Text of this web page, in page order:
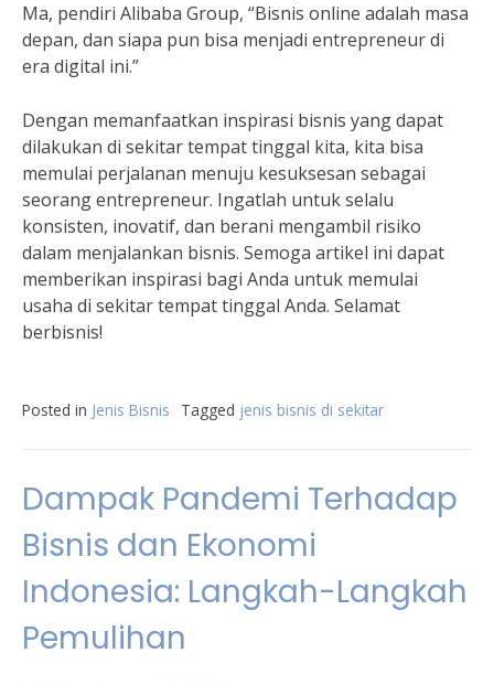
Ma, pendiri Alibaba Group, “Bisnis online adalah masa
depan, dan siapa pun bisa menjadi entrepreneur di
era digital ini.”
Dengan memanfaatkan inspirasi bisnis yang dapat
dilakukan di sekitar tempat tinggal kita, kita bisa
memulai perjalanan menuju kesuksesan sebagai
seorang entrepreneur. Ingatlah untuk selalu
konsisten, inovatif, dan berani mengambil risiko
dalam menjalankan bisnis. Semoga artikel ini dapat
memberikan inspirasi bagi Anda untuk memulai
usaha di sekitar tempat tinggal Anda. Selamat
berbisnis!
Posted in Jenis Bisnis Tagged jenis bisnis di sekitar
Dampak Pandemi Terhadap
Bisnis dan Ekonomi
Indonesia: Langkah-Langkah
Pemulihan